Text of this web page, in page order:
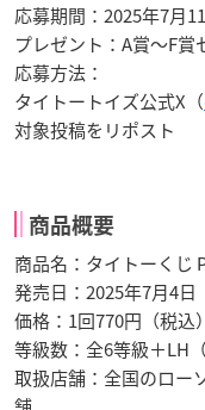
応募期間：2025年7月
プレゼント：A賞～F
応募方法：
タイトートイズ公式X（
対象投稿をリポスト
商品概要
商品名：タイトーくじ
発売日：2025年7月4日
価格：1回770円（税込）
等級数：全6等級＋LH
取扱店舗：全国のロー